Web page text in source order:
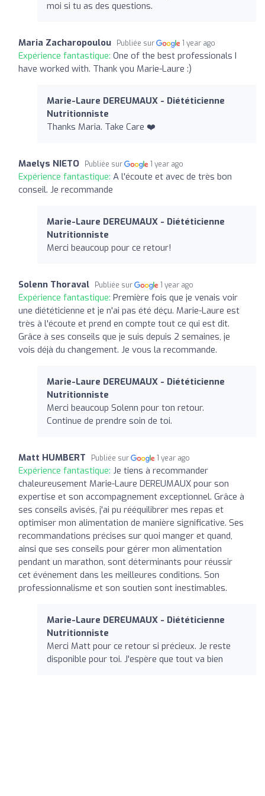
moi si tu as des questions.
Maria Zacharopoulou Publiée sur 1 year ago
Expérience fantastique: One of the best professionals I
have worked with. Thank you Marie-Laure :)
Marie-Laure DEREUMAUX - Diététicienne
Nutritionniste
Thanks Maria. Take Care ❤️
Maelys NIETO Publiée sur 1 year ago
Expérience fantastique: A l'écoute et avec de très bon
conseil. Je recommande
Marie-Laure DEREUMAUX - Diététicienne
Nutritionniste
Merci beaucoup pour ce retour!
Solenn Thoraval Publiée sur 1 year ago
Expérience fantastique: Première fois que je venais voir
une diététicienne et je n'ai pas été déçu. Marie-Laure est
très à l'écoute et prend en compte tout ce qui est dit.
Grâce à ses conseils que je suis depuis 2 semaines, je
vois déjà du changement. Je vous la recommande.
Marie-Laure DEREUMAUX - Diététicienne
Nutritionniste
Merci beaucoup Solenn pour ton retour.
Continue de prendre soin de toi.
Matt HUMBERT Publiée sur 1 year ago
Expérience fantastique: Je tiens à recommander
chaleureusement Marie-Laure DEREUMAUX pour son
expertise et son accompagnement exceptionnel. Grâce à
ses conseils avisés, j'ai pu rééquilibrer mes repas et
optimiser mon alimentation de manière significative. Ses
recommandations précises sur quoi manger et quand,
ainsi que ses conseils pour gérer mon alimentation
pendant un marathon, sont déterminants pour réussir
cet événement dans les meilleures conditions. Son
professionnalisme et son soutien sont inestimables.
Marie-Laure DEREUMAUX - Diététicienne
Nutritionniste
Merci Matt pour ce retour si précieux. Je reste
disponible pour toi. J'espère que tout va bien